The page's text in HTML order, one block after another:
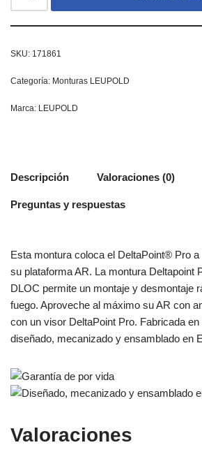
SKU: 171861
Categoría: Monturas LEUPOLD
Marca: LEUPOLD
Descripción Valoraciones (0)
Preguntas y respuestas
Esta montura coloca el DeltaPoint® Pro
su plataforma AR. La montura Deltapoint
DLOC permite un montaje y desmontaje
fuego. Aproveche al máximo su AR con
con un visor DeltaPoint Pro. Fabricada
diseñado, mecanizado y ensamblado en
Valoraciones